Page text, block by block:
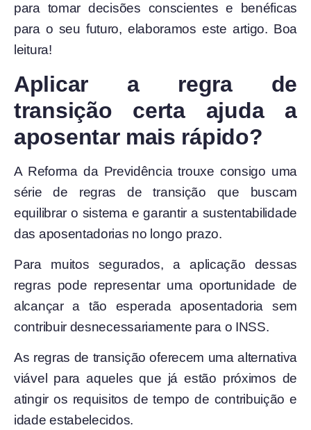
para tomar decisões conscientes e benéficas
para o seu futuro, elaboramos este artigo. Boa
leitura!
Aplicar a regra de
transição certa ajuda a
aposentar mais rápido?
A Reforma da Previdência trouxe consigo uma
série de regras de transição que buscam
equilibrar o sistema e garantir a sustentabilidade
das aposentadorias no longo prazo.
Para muitos segurados, a aplicação dessas
regras pode representar uma oportunidade de
alcançar a tão esperada aposentadoria sem
contribuir desnecessariamente para o INSS.
As regras de transição oferecem uma alternativa
viável para aqueles que já estão próximos de
atingir os requisitos de tempo de contribuição e
idade estabelecidos.